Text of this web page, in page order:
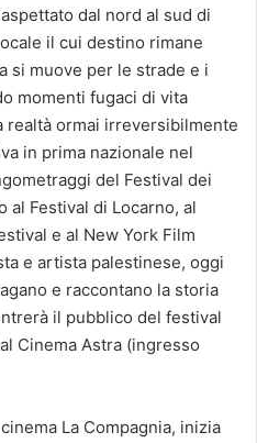
dal nord al sud di
il cui destino rimane
si muove per le strade e i
momenti fugaci di vita
realtà ormai irreversibilmente
in prima nazionale nel
del Festival dei
al Festival di Locarno, al
e al New York Film
e artista palestinese, oggi
e raccontano la storia
il pubblico del festival
Cinema Astra (ingresso
La Compagnia, inizia